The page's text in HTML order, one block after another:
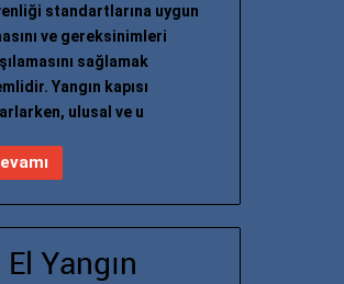
standartlarına uygun
ve gereksinimleri
sağlamak
Yangın kapısı
ulusal ve u
El Yangın